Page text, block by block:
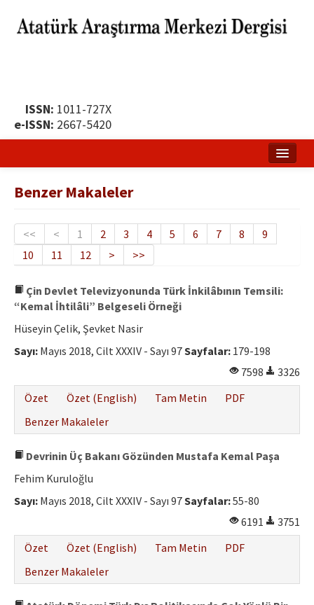
ISSN: 1011-727X
e-ISSN: 2667-5420
Yayın Politikası
Dergi Kurulları
Yayın İlkeleri
Yazar Rehberi
İletişim
Benzer Makaleler
<< < 1 2 3 4 5 6 7 8
9
10
11 12 > >>
Çin Devlet Televizyonunda Türk İnkilâbının Temsili:
“Kemal İhtilâli” Belgeseli Örneği
Hüseyin Çelik, Şevket Nasir
Sayı: Mayıs 2018, Cilt XXXIV - Sayı 97Sayfalar: 179-198
7598
3326
Özet
Özet (English) Tam Metin
PDF
Benzer Makaleler
Devrinin Üç Bakanı Gözünden Mustafa Kemal Paşa
Fehim Kuruloğlu
Sayı: Mayıs 2018, Cilt XXXIV - Sayı 97Sayfalar:55-80
6191
3751
Özet
Özet (English) Tam Metin
PDF
Benzer Makaleler